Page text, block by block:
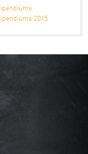
2015